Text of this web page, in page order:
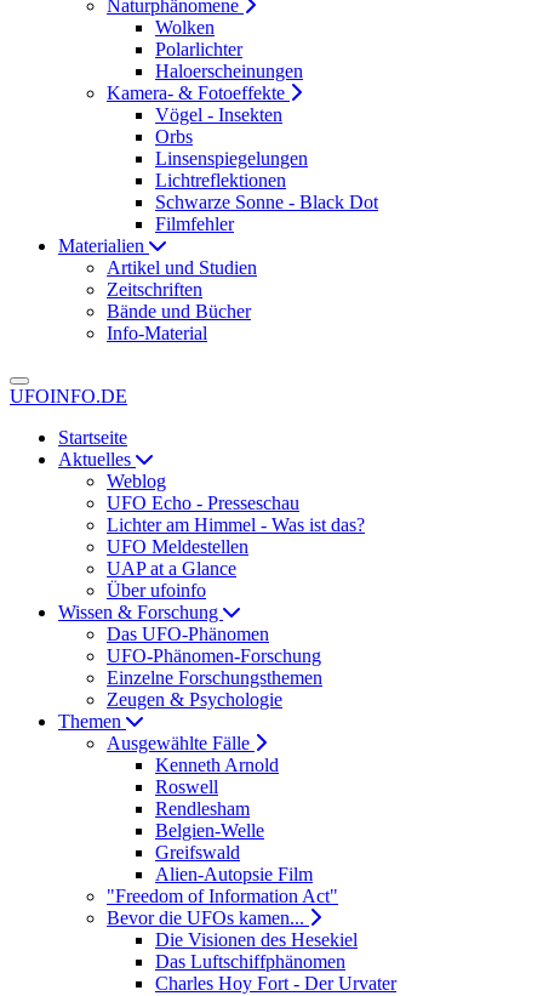
Naturphänomene
Wolken
Polarlichter
Haloerscheinungen
Kamera- & Fotoeffekte
Vögel - Insekten
Orbs
Linsenspiegelungen
Lichtreflektionen
Schwarze Sonne - Black Dot
Filmfehler
Materialien
Artikel und Studien
Zeitschriften
Bände und Bücher
Info-Material
UFOINFO.DE
Startseite
Aktuelles
Weblog
UFO Echo - Presseschau
Lichter am Himmel - Was ist das?
UFO Meldestellen
UAP at a Glance
Über ufoinfo
Wissen & Forschung
Das UFO-Phänomen
UFO-Phänomen-Forschung
Einzelne Forschungsthemen
Zeugen & Psychologie
Themen
Ausgewählte Fälle
Kenneth Arnold
Roswell
Rendlesham
Belgien-Welle
Greifswald
Alien-Autopsie Film
"Freedom of Information Act"
Bevor die UFOs kamen...
Die Visionen des Hesekiel
Das Luftschiffphänomen
Charles Hoy Fort - Der Urvater